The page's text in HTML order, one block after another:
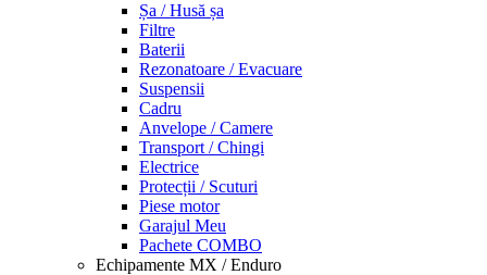
Șa / Husă șa
Filtre
Baterii
Rezonatoare / Evacuare
Suspensii
Cadru
Anvelope / Camere
Transport / Chingi
Electrice
Protecții / Scuturi
Piese motor
Garajul Meu
Pachete COMBO
Echipamente MX / Enduro